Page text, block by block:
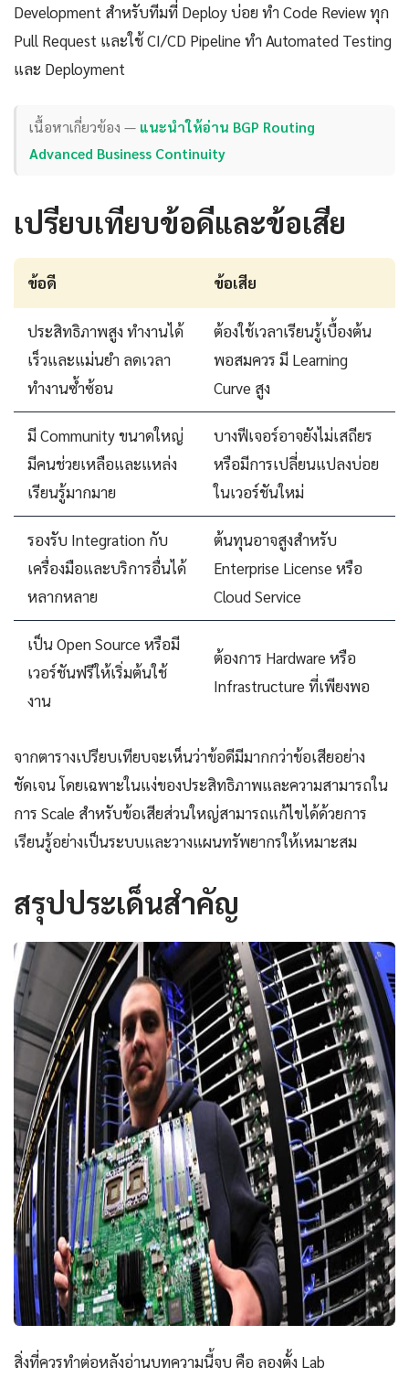
Development สำหรับทีมที่ Deploy บ่อย ทำ Code Review ทุก
Pull Request และใช้ CI/CD Pipeline ทำ Automated Testing
และ Deployment
เนื้อหาเกี่ยวข้อง — แนะนำให้อ่าน BGP Routing
Advanced Business Continuity
เปรียบเทียบข้อดีและข้อเสีย
ข้อดี ข้อเสีย
ประสิทธิภาพสูง ทำงานได้
เร็วและแม่นยำ ลดเวลา
ทำงานซ้ำซ้อน
ต้องใช้เวลาเรียนรู้เบื้องต้น
พอสมควร มี Learning
Curve สูง
มี Community ขนาดใหญ่
มีคนช่วยเหลือและแหล่ง
เรียนรู้มากมาย
บางฟีเจอร์อาจยังไม่เสถียร
หรือมีการเปลี่ยนแปลงบ่อย
ในเวอร์ชันใหม่
รองรับ Integration กับ
เครื่องมือและบริการอื่นได้
หลากหลาย
ต้นทุนอาจสูงสำหรับ
Enterprise License หรือ
Cloud Service
เป็น Open Source หรือมี
เวอร์ชันฟรีให้เริ่มต้นใช้
งาน
ต้องการ Hardware หรือ
Infrastructure ที่เพียงพอ
จากตารางเปรียบเทียบจะเห็นว่าข้อดีมีมากกว่าข้อเสียอย่าง
ชัดเจน โดยเฉพาะในแง่ของประสิทธิภาพและความสามารถใน
การ Scale สำหรับข้อเสียส่วนใหญ่สามารถแก้ไขได้ด้วยการ
เรียนรู้อย่างเป็นระบบและวางแผนทรัพยากรให้เหมาะสม
สรุปประเด็นสำคัญ
สิ่งที่ควรทำต่อหลังอ่านบทความนี้จบ คือ ลองตั้ง Lab